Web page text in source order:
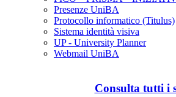
Presenze UniBA
Protocollo informatico (Titulus)
Sistema identità visiva
UP - University Planner
Webmail UniBA
Consulta tutti i